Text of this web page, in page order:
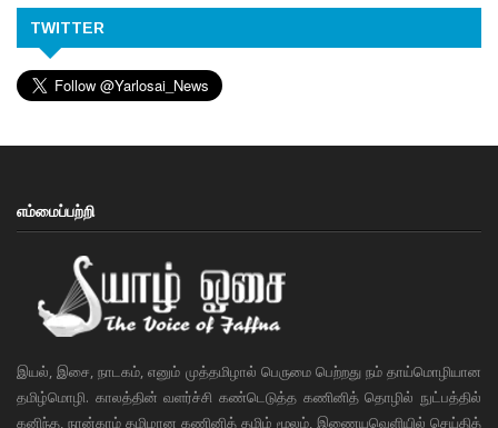
TWITTER
எம்மைப்பற்றி
இயல், இசை, நாடகம், எனும் முத்தமிழால் பெருமை பெற்றது நம் தாய்மொழியான
தமிழ்மொழி. காலத்தின் வளர்ச்சி கண்டெடுத்த கணினித் தொழில் நுட்பத்தில்
கனிந்த, நான்காம் தமிழான கணினித் தமிழ் மூலம், இணையவெளியில் செய்தித்